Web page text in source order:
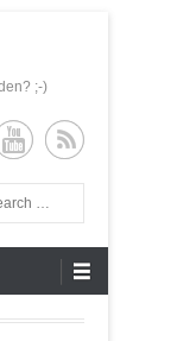
;-)